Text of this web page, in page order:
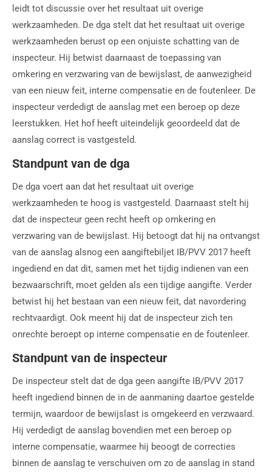
leidt tot discussie over het resultaat uit overige
werkzaamheden. De dga stelt dat het resultaat uit overige
werkzaamheden berust op een onjuiste schatting van de
inspecteur. Hij betwist daarnaast de toepassing van
omkering en verzwaring van de bewijslast, de aanwezigheid
van een nieuw feit, interne compensatie en de foutenleer. De
inspecteur verdedigt de aanslag met een beroep op deze
leerstukken. Het hof heeft uiteindelijk geoordeeld dat de
aanslag correct is vastgesteld.
Standpunt van de dga
De dga voert aan dat het resultaat uit overige
werkzaamheden te hoog is vastgesteld. Daarnaast stelt hij
dat de inspecteur geen recht heeft op omkering en
verzwaring van de bewijslast. Hij betoogt dat hij na ontvangst
van de aanslag alsnog een aangiftebiljet IB/PVV 2017 heeft
ingediend en dat dit, samen met het tijdig indienen van een
bezwaarschrift, moet gelden als een tijdige aangifte. Verder
betwist hij het bestaan van een nieuw feit, dat navordering
rechtvaardigt. Ook meent hij dat de inspecteur zich ten
onrechte beroept op interne compensatie en de foutenleer.
Standpunt van de inspecteur
De inspecteur stelt dat de dga geen aangifte IB/PVV 2017
heeft ingediend binnen de in de aanmaning daartoe gestelde
termijn, waardoor de bewijslast is omgekeerd en verzwaard.
Hij verdedigt de aanslag bovendien met een beroep op
interne compensatie, waarmee hij beoogt de correcties
binnen de aanslag te verschuiven om zo de aanslag in stand